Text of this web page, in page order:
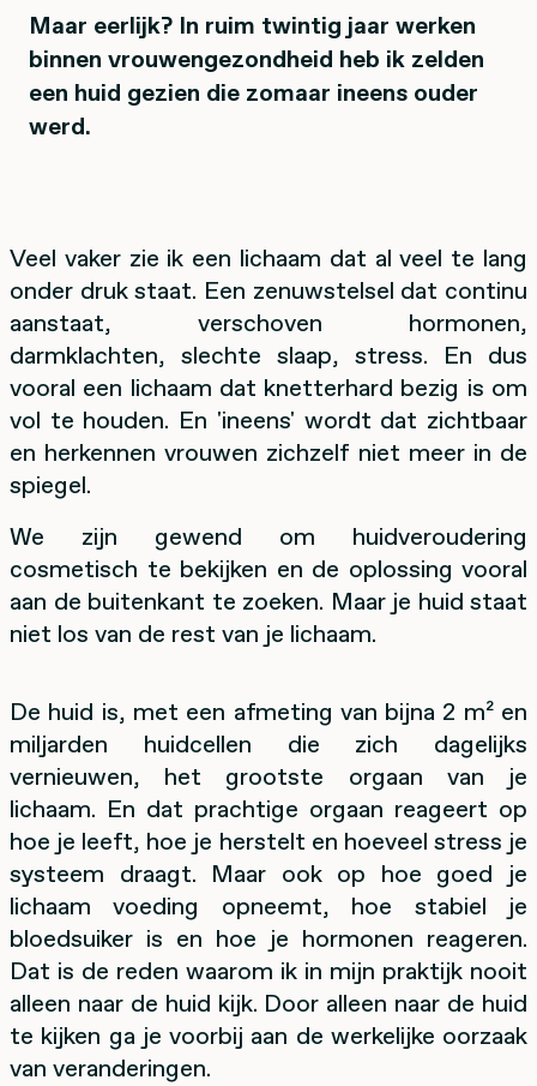
Maar eerlijk? In ruim twintig jaar werken
binnen vrouwengezondheid heb ik zelden
een huid gezien die zomaar ineens ouder
werd.
Veel vaker zie ik een lichaam dat al veel te lang
onder druk staat. Een zenuwstelsel dat continu
aanstaat, verschoven hormonen,
darmklachten, slechte slaap, stress. En dus
vooral een lichaam dat knetterhard bezig is om
vol te houden. En 'ineens' wordt dat zichtbaar
en herkennen vrouwen zichzelf niet meer in de
spiegel.
We zijn gewend om huidveroudering
cosmetisch te bekijken en de oplossing vooral
aan de buitenkant te zoeken. Maar je huid staat
niet los van de rest van je lichaam.
De huid is, met een afmeting van bijna 2 m² en
miljarden huidcellen die zich dagelijks
vernieuwen, het grootste orgaan van je
lichaam. En dat prachtige orgaan reageert op
hoe je leeft, hoe je herstelt en hoeveel stress je
systeem draagt. Maar ook op hoe goed je
lichaam voeding opneemt, hoe stabiel je
bloedsuiker is en hoe je hormonen reageren.
Dat is de reden waarom ik in mijn praktijk nooit
alleen naar de huid kijk. Door alleen naar de huid
te kijken ga je voorbij aan de werkelijke oorzaak
van veranderingen.